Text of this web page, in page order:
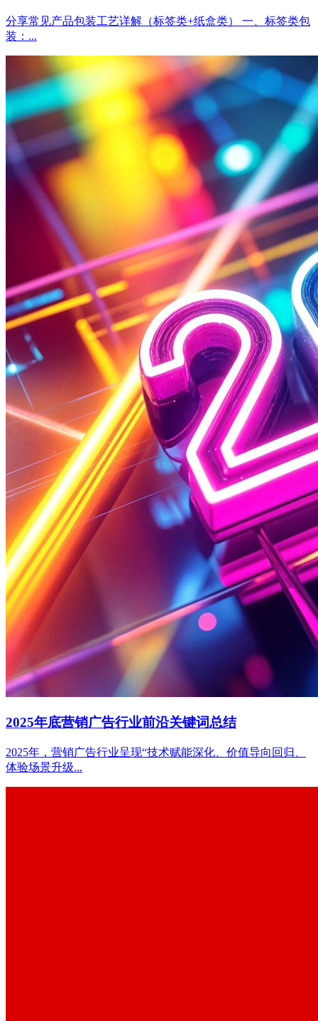
分享常见产品包装工艺详解（标签类+纸盒类） 一、标签类包
装：...
2025年底营销广告行业前沿关键词总结
2025年，营销广告行业呈现“技术赋能深化、价值导向回归、
体验场景升级...